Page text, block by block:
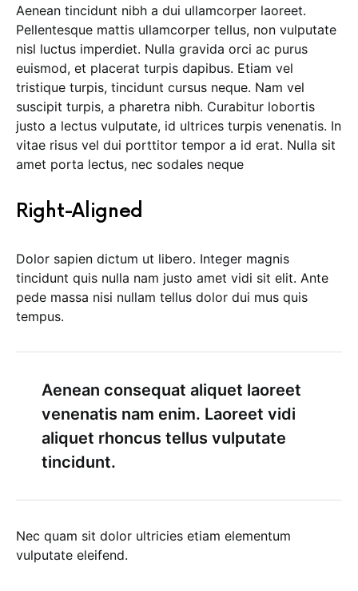
Aenean tincidunt nibh a dui ullamcorper laoreet.
Pellentesque mattis ullamcorper tellus, non vulputate
nisl luctus imperdiet. Nulla gravida orci ac purus
euismod, et placerat turpis dapibus. Etiam vel
tristique turpis, tincidunt cursus neque. Nam vel
suscipit turpis, a pharetra nibh. Curabitur lobortis
justo a lectus vulputate, id ultrices turpis venenatis. In
vitae risus vel dui porttitor tempor a id erat. Nulla sit
amet porta lectus, nec sodales neque
Right-Aligned
Dolor sapien dictum ut libero. Integer magnis
tincidunt quis nulla nam justo amet vidi sit elit. Ante
pede massa nisi nullam tellus dolor dui mus quis
tempus.
Aenean consequat aliquet laoreet
venenatis nam enim. Laoreet vidi
aliquet rhoncus tellus vulputate
tincidunt.
Nec quam sit dolor ultricies etiam elementum
vulputate eleifend.